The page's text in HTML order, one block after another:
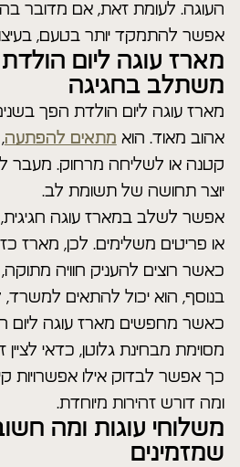
העוגה. לעומת זאת, אם מדובר
אפשר להתמקד יותר בטעם, בעיצוב
מארז עוגה ליום הולדת
משתלב בחגיגה
מארז עוגה ליום הולדת הפך
אהוב מאוד. הוא מתאים להפתעה
קטנה או לשליחה מרחוק. מעבר
יוצר תחושה של תשומת לב.
אפשר לשלב במארז עוגה חגיגית,
או פריטים משלימים. לכן, מארז
כאשר רוצים להעניק חוויה
בנוסף, הוא יכול להתאים למשרד,
כאשר מחפשים מארז עוגה
מסוימת מבחינת גלוטן, כדאי
כך אפשר לבדוק אילו אפשרויות
ומה דורש זהירות מיוחדת.
משלוחי עוגות ומה
שמזמינים